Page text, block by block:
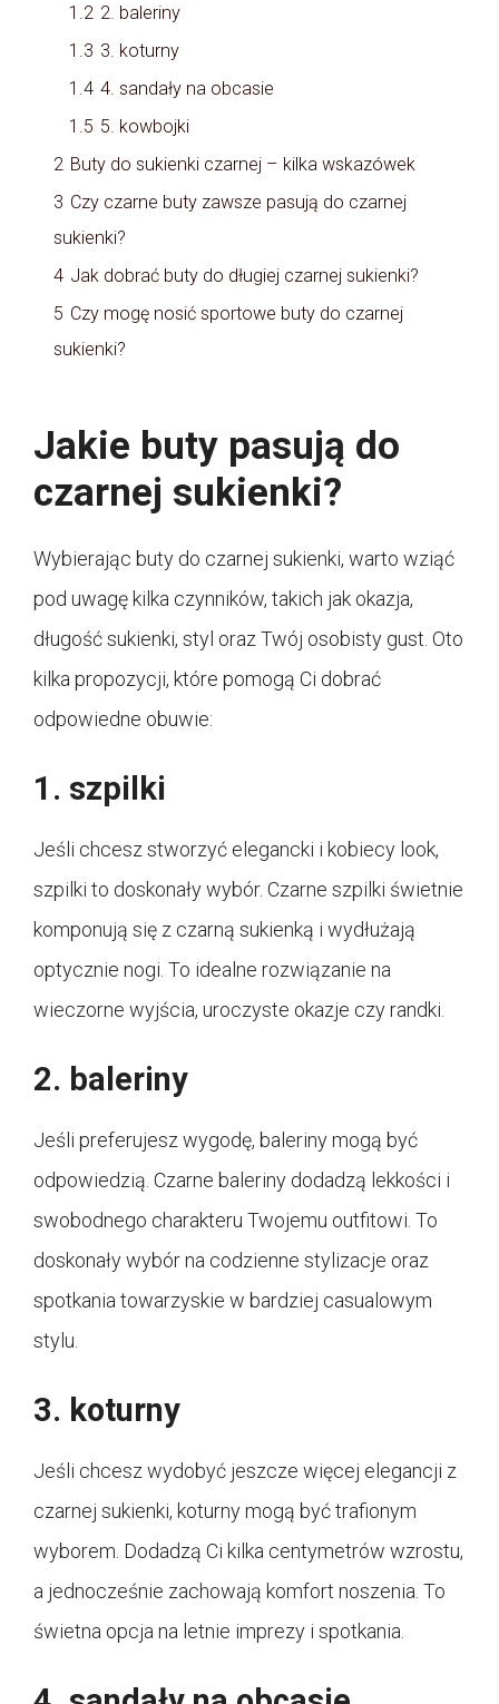
1.2 2. baleriny
1.3 3. koturny
1.4 4. sandały na obcasie
1.5 5. kowbojki
2 Buty do sukienki czarnej – kilka wskazówek
3 Czy czarne buty zawsze pasują do czarnej
sukienki?
4 Jak dobrać buty do długiej czarnej sukienki?
5 Czy mogę nosić sportowe buty do czarnej
sukienki?
Jakie buty pasują do
czarnej sukienki?
Wybierając buty do czarnej sukienki, warto wziąć
pod uwagę kilka czynników, takich jak okazja,
długość sukienki, styl oraz Twój osobisty gust. Oto
kilka propozycji, które pomogą Ci dobrać
odpowiedne obuwie:
1. szpilki
Jeśli chcesz stworzyć elegancki i kobiecy look,
szpilki to doskonały wybór. Czarne szpilki świetnie
komponują się z czarną sukienką i wydłużają
optycznie nogi. To idealne rozwiązanie na
wieczorne wyjścia, uroczyste okazje czy randki.
2. baleriny
Jeśli preferujesz wygodę, baleriny mogą być
odpowiedzią. Czarne baleriny dodadzą lekkości i
swobodnego charakteru Twojemu outfitowi. To
doskonały wybór na codzienne stylizacje oraz
spotkania towarzyskie w bardziej casualowym
stylu.
3. koturny
Jeśli chcesz wydobyć jeszcze więcej elegancji z
czarnej sukienki, koturny mogą być trafionym
wyborem. Dodadzą Ci kilka centymetrów wzrostu,
a jednocześnie zachowają komfort noszenia. To
świetna opcja na letnie imprezy i spotkania.